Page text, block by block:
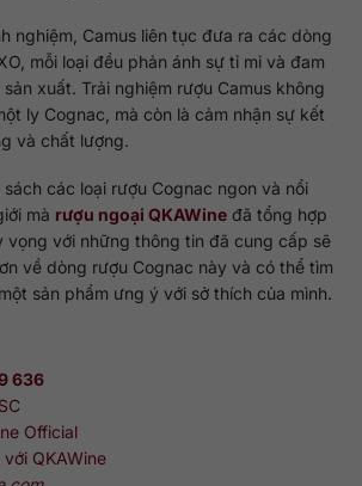
nghiệm, Camus liên tục đưa ra các dòng
mỗi loại đều phản ánh sự tỉ mỉ và đam
xuất. Trải nghiệm rượu Camus không
ly Cognac, mà còn là cảm nhận sự kết
và chất lượng.
các loại rượu Cognac ngon và nổi
mà rượu ngoại QKAWine đã tổng hợp
vọng với những thông tin đã cung cấp sẽ
về dòng rượu Cognac này và có thể tìm
sản phẩm ưng ý với sở thích của mình.
636
Official
với QKAWine